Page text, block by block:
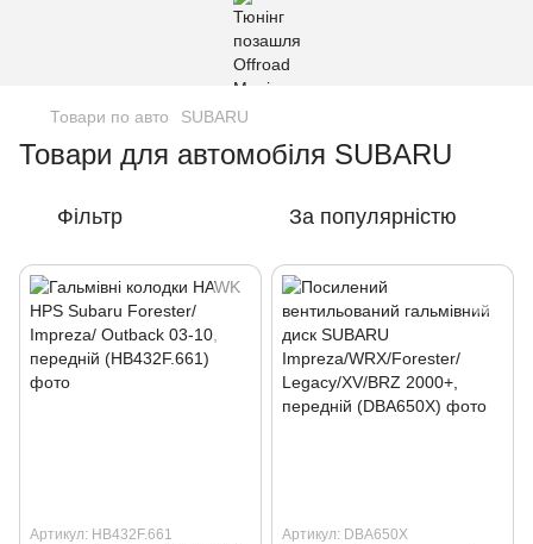
Товари по авто SUBARU
Товари для автомобіля SUBARU
Фільтр За популярністю
Артикул: HB432F.661 Артикул: DBA650X